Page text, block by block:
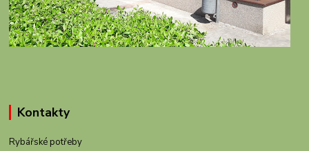
Kontakty
Rybářské potřeby